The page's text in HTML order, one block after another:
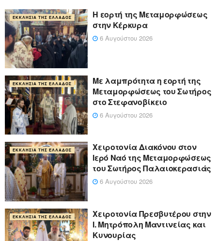
ΕΚΚΛΗΣΊΑ ΤΗΣ ΕΛΛΆΔΟΣ
Η εορτή της Μεταμορφώσεως
στην Κέρκυρα
6 Αυγούστου 2026
ΕΚΚΛΗΣΊΑ ΤΗΣ ΕΛΛΆΔΟΣ
Με λαμπρότητα η εορτή της
Μεταμορφώσεως του Σωτήρος
στο Στεφανοβίκειο
6 Αυγούστου 2026
ΕΚΚΛΗΣΊΑ ΤΗΣ ΕΛΛΆΔΟΣ
Χειροτονία Διακόνου στον
Ιερό Ναό της Μεταμορφώσεως
του Σωτήρος Παλαιοκερασιάς
6 Αυγούστου 2026
ΕΚΚΛΗΣΊΑ ΤΗΣ ΕΛΛΆΔΟΣ
Xειροτονία Πρεσβυτέρου στην
Ι. Μητρόπολη Μαντινείας και
Κυνουρίας